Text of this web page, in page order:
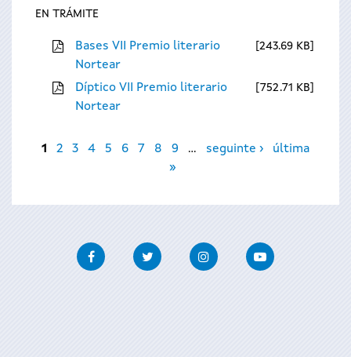
EN TRÁMITE
Bases VII Premio literario
Nortear
243.69 KB
Díptico VII Premio literario
Nortear
752.71 KB
Páxinas
1 2 3 4 5 6 7 8 9 … seguinte ›
última
»
FacebookTwitter InstagramYoutube